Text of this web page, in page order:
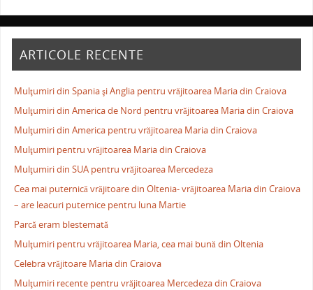
ARTICOLE RECENTE
Mulţumiri din Spania şi Anglia pentru vrăjitoarea Maria din Craiova
Mulţumiri din America de Nord pentru vrăjitoarea Maria din Craiova
Mulţumiri din America pentru vrăjitoarea Maria din Craiova
Mulţumiri pentru vrăjitoarea Maria din Craiova
Mulţumiri din SUA pentru vrăjitoarea Mercedeza
Cea mai puternică vrăjitoare din Oltenia- vrăjitoarea Maria din Craiova
– are leacuri puternice pentru luna Martie
Parcă eram blestemată
Mulţumiri pentru vrăjitoarea Maria, cea mai bună din Oltenia
Celebra vrăjitoare Maria din Craiova
Mulţumiri recente pentru vrăjitoarea Mercedeza din Craiova